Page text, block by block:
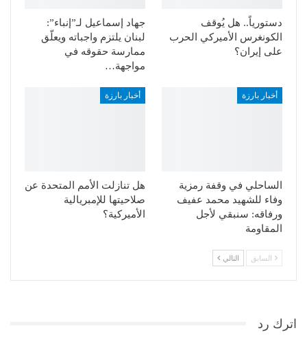
دستورياً.. هل يُوقف
الكونغرس الأميركي الحرب
على إيران؟
جهاد إسماعيل لـ”إنباء”:
لبنان يلتزم واجباته ويعلّق
ممارسة حقوقه في
مواجهة…
أخبار بارزة
الساحلي في وقفة رمزية
وفاء للشهيد محمد عفيف
ورفاقه: سنبقي لأجل
المقاومة
أخبار بارزة
هل تنازلت الأمم المتحدة عن
صلاحيتها للإمبريالية
الأميركية؟
السابق التالي
اترك رد